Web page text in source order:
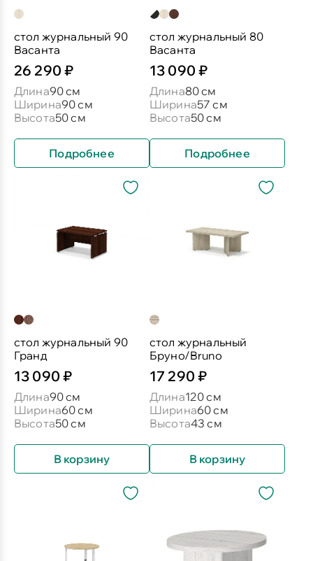
стол журнальный 90
Васанта
26 290 ₽
Длина90 см
Ширина90 см
Высота50 см
Подробнее
стол журнальный 80
Васанта
13 090 ₽
Длина80 см
Ширина57 см
Высота50 см
Подробнее
стол журнальный 90
Гранд
13 090 ₽
Длина90 см
Ширина60 см
Высота50 см
В корзину
стол журнальный
Бруно/Bruno
17 290 ₽
Длина120 см
Ширина60 см
Высота43 см
В корзину